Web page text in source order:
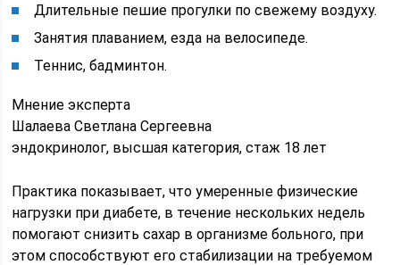
Длительные пешие прогулки по свежему воздуху.
Занятия плаванием, езда на велосипеде.
Теннис, бадминтон.
Мнение эксперта
Шалаева Светлана Сергеевна
эндокринолог, высшая категория, стаж 18 лет
Практика показывает, что умеренные физические
нагрузки при диабете, в течение нескольких недель
помогают снизить сахар в организме больного, при
этом способствуют его стабилизации на требуемом